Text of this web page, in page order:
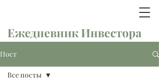
Ежедневник Инвестора
Пост
Все посты